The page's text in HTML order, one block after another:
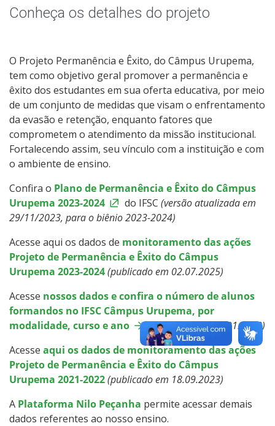
Horário de Professores
Páginas dos cursos
Estágio
Formaturas
Permanência e êxito
Oportunidades
Documentos Úteis
Assistência Estudantil
Sistemas Acadêmicos
Intercâmbio Estudantil
Representação Estudantil
Conheça os detalhes do projeto
O Projeto Permanência e Êxito, do Câmpus Urupema,
tem como objetivo geral promover a permanência e
êxito dos estudantes em sua oferta educativa, por meio
de um conjunto de medidas que visam o enfrentamento
da evasão e retenção, enquanto fatores que
comprometem o atendimento da missão institucional.
Fortalecendo assim, seu vínculo com a instituição e com
o ambiente de ensino.
Confira o Plano de Permanência e Êxito do Câmpus
Urupema 2023-2024
do IFSC (versão atualizada em
29/11/2023, para o biênio 2023-2024)
Acesse aqui os dados de monitoramento das ações
Projeto de Permanência e Êxito do Câmpus
Urupema 2023-2024(publicado em 02.07.2025)
Acesse nossos dados e confira o número de alunos
formandos no IFSC Câmpus Urupema, por
modalidade, curso e ano
(publicado em 27.01.2023)
Acesse aqui os dados de monitoramento das ações
Projeto de Permanência e Êxito do Câmpus
Urupema 2021-2022(publicado em 18.09.2023)
A Plataforma Nilo Peçanha permite acessar demais
dados referentes ao nosso ensino.